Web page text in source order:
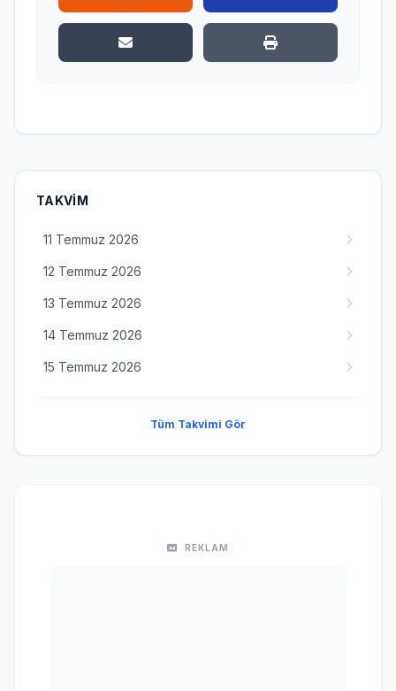
TAKVIM
11 Temmuz 2026
12 Temmuz 2026
13 Temmuz 2026
14 Temmuz 2026
15 Temmuz 2026
Tüm Takvimi Gör
REKLAM